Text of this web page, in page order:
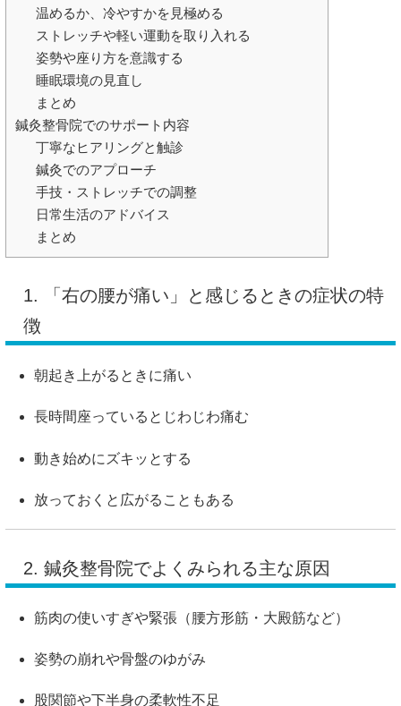
温めるか、冷やすかを見極める
ストレッチや軽い運動を取り入れる
姿勢や座り方を意識する
睡眠環境の見直し
まとめ
鍼灸整骨院でのサポート内容
丁寧なヒアリングと触診
鍼灸でのアプローチ
手技・ストレッチでの調整
日常生活のアドバイス
まとめ
1. 「右の腰が痛い」と感じるときの症状の特
徴
朝起き上がるときに痛い
長時間座っているとじわじわ痛む
動き始めにズキッとする
放っておくと広がることもある
2. 鍼灸整骨院でよくみられる主な原因
筋肉の使いすぎや緊張（腰方形筋・大殿筋など）
姿勢の崩れや骨盤のゆがみ
股関節や下半身の柔軟性不足